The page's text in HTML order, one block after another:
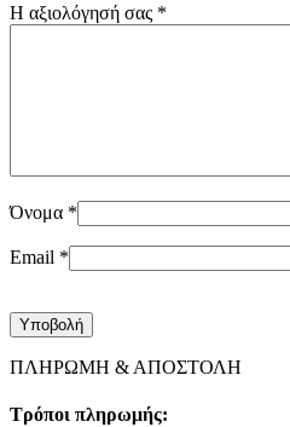
Η αξιολόγησή σας *
Όνομα *
Email *
ΠΛΗΡΩΜΗ & ΑΠΟΣΤΟΛΗ
Τρόποι πληρωμής: